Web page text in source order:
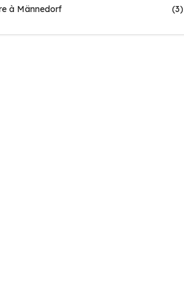
à Männedorf
(3)